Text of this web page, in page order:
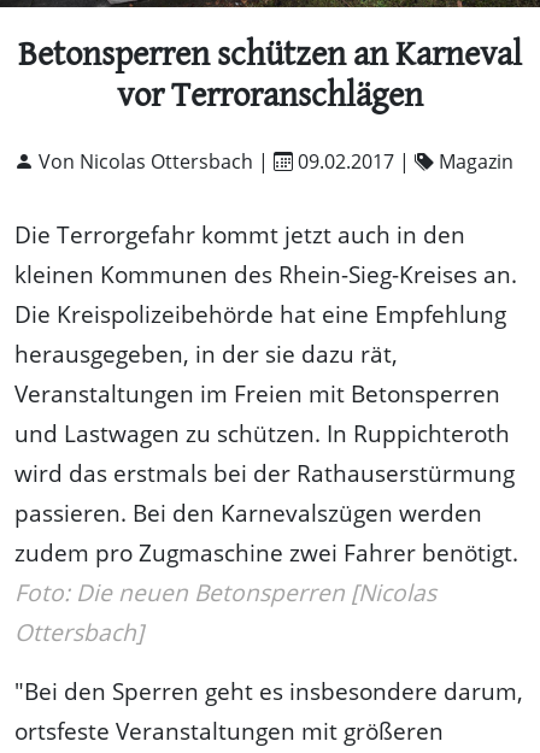
Betonsperren schützen an Karneval
vor Terroranschlägen
Von Nicolas Ottersbach | 09.02.2017 | Magazin
Die Terrorgefahr kommt jetzt auch in den
kleinen Kommunen des Rhein-Sieg-Kreises an.
Die Kreispolizeibehörde hat eine Empfehlung
herausgegeben, in der sie dazu rät,
Veranstaltungen im Freien mit Betonsperren
und Lastwagen zu schützen. In Ruppichteroth
wird das erstmals bei der Rathauserstürmung
passieren. Bei den Karnevalszügen werden
zudem pro Zugmaschine zwei Fahrer benötigt.
Foto: Die neuen Betonsperren [Nicolas
Ottersbach]
"Bei den Sperren geht es insbesondere darum,
ortsfeste Veranstaltungen mit größeren